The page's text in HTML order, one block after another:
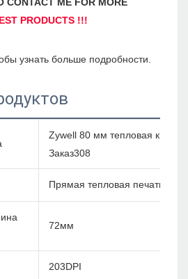
Zywell 80 мм тепловая
Заказ308
Прямая тепловая печать
72мм
203DPI